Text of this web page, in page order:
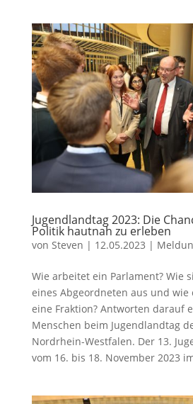
Jugendlandtag 2023: Die
Politik hautnah zu erleben
von Steven | 12.05.2023 |
Wie arbeitet ein Parlament? Wie
eines Abgeordneten aus und wie
eine Fraktion? Antworten darauf
Menschen beim Jugendlandtag
Nordrhein-Westfalen. Der 13.
vom 16. bis 18. November 2023